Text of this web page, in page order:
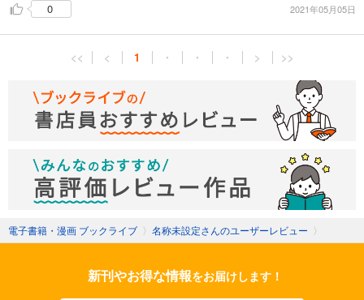
0
2021年05月05日
<< < 1 ・ ・ ・ > >>
電子書籍・漫画 ブックライブ 〉 名称未設定さんのユーザーレビュー 〉
新刊やお得な情報をお届けします！